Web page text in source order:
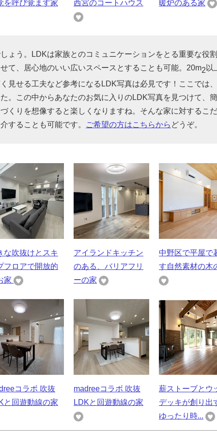
を呼び覚ます家 西宮のコートハウス 暖炉のある家
ょう。LDKは家族とのコミュニケーションをとる重要な役割
て、居心地のいい広いスペースとすることも可能。20m2 以
見せる工夫など参考になるLDK写真は必見です！ここでは、
。この中からあなたのお気に入りのLDK写真を見つけて、簡
くりを想像すると楽しくなりますね。そんな家に対するこだ
することも可能です。
ご希望の方はこちらから どうぞ。
な吹抜けとスキ
フロアで開放的
家
アイランドキッチン
のある、バリアフリ
ーの家
中野区で平屋で
す自然素材の木
コラボ 吹抜
と回遊動線の家
madreeコラボ 吹抜
LDKと回遊動線の家
薪ストーブとウ
デッキが創り
ゆったり時...